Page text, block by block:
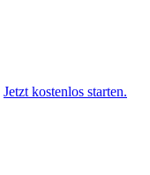
Jetzt kostenlos starten.